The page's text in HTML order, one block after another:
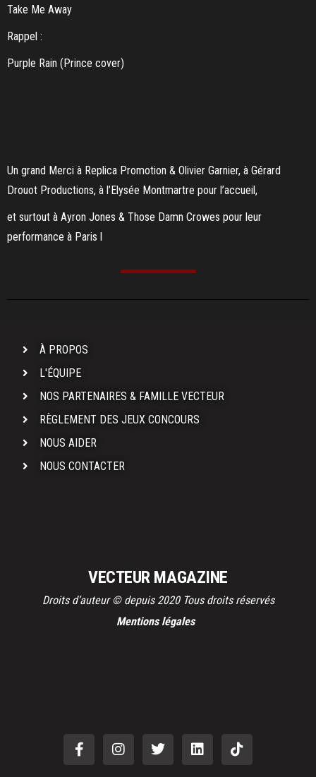
Take Me Away
Rappel :
Purple Rain (Prince cover)
Un grand Merci à Replica Promotion & Olivier Garnier, à Gérard
Drouot Productions, à l’Elysée Montmartre pour l’accueil,
et surtout à Ayron Jones & Those Damn Crowes pour leur
performance à Paris l
À PROPOS
L'ÉQUIPE
NOS PARTENAIRES & FAMILLE VECTEUR
RÈGLEMENT DES JEUX CONCOURS
NOUS AIDER
NOUS CONTACTER
VECTEUR MAGAZINE
Droits d’auteur © depuis 2020 Tous droits réservés
Mentions légales